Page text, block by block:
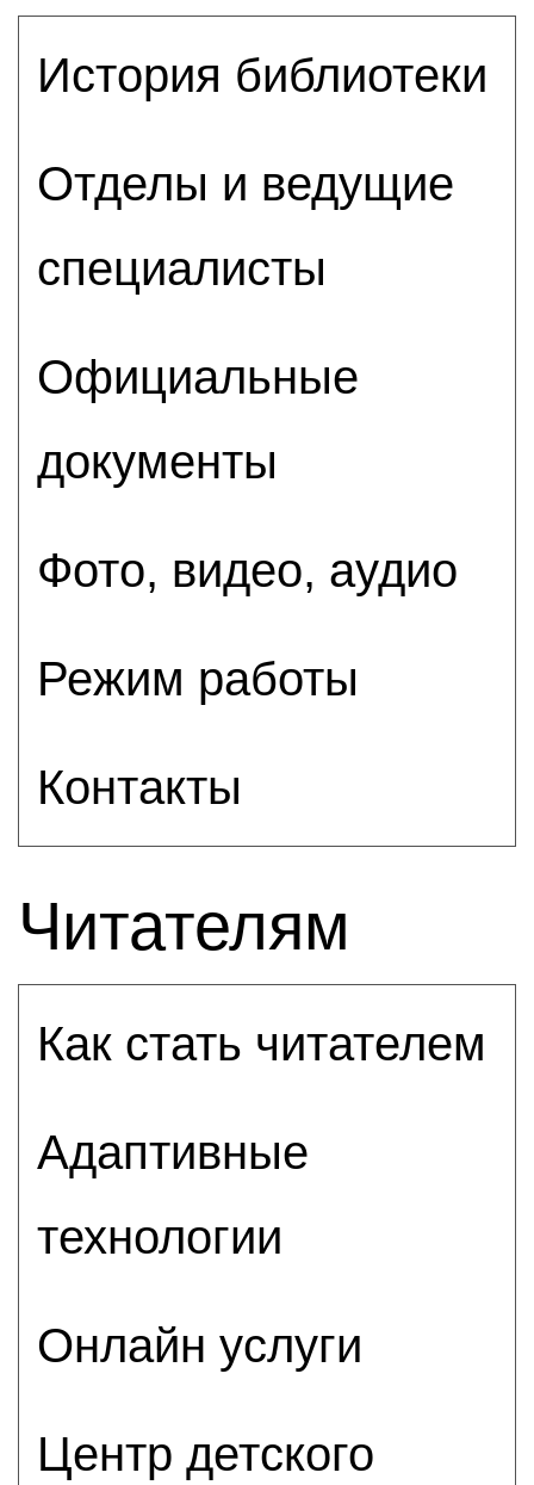
История библиотеки
Отделы и ведущие
специалисты
Официальные
документы
Фото, видео, аудио
Режим работы
Контакты
Читателям
Как стать читателем
Адаптивные
технологии
Онлайн услуги
Центр детского